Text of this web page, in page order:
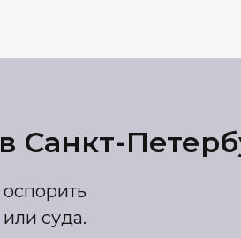
Санкт-
суда.